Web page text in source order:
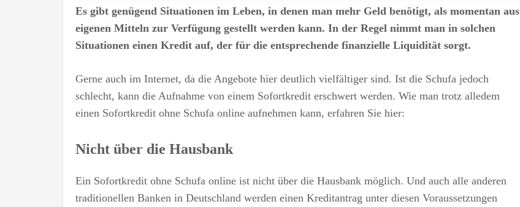
Es gibt genügend Situationen im Leben, in denen man mehr Geld benötigt, als momentan aus
eigenen Mitteln zur Verfügung gestellt werden kann. In der Regel nimmt man in solchen
Situationen einen Kredit auf, der für die entsprechende finanzielle Liquidität sorgt.
Gerne auch im Internet, da die Angebote hier deutlich vielfältiger sind. Ist die Schufa jedoch
schlecht, kann die Aufnahme von einem Sofortkredit erschwert werden. Wie man trotz alledem
einen Sofortkredit ohne Schufa online aufnehmen kann, erfahren Sie hier:
Nicht über die Hausbank
Ein Sofortkredit ohne Schufa online ist nicht über die Hausbank möglich. Und auch alle anderen
traditionellen Banken in Deutschland werden einen Kreditantrag unter diesen Voraussetzungen